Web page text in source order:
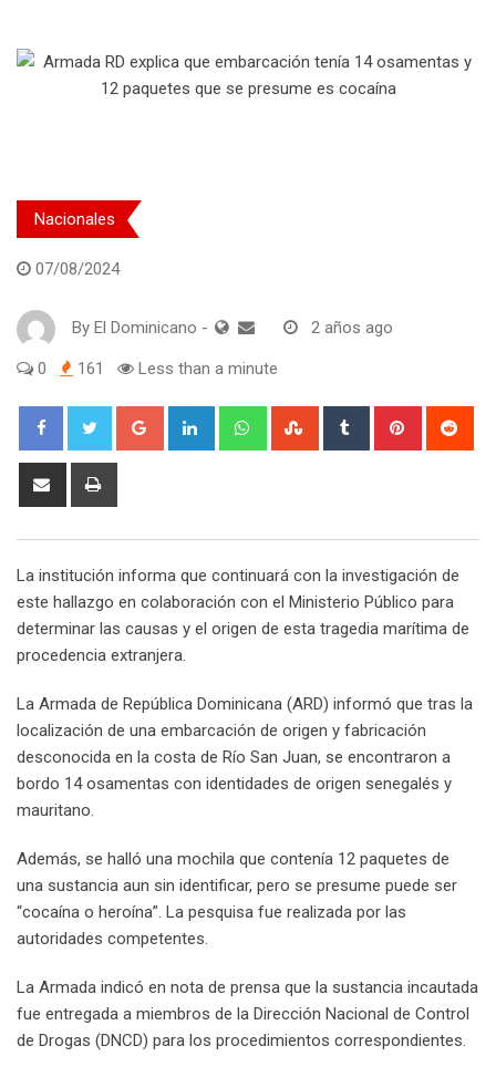
Nacionales
07/08/2024
By El Dominicano - 2 años ago
0 161 Less than a minute
Google+ LinkedIn WhatsappStumbleUpon
Tumblr Pinterest
Share
La institución informa que continuará con la investigación de
este hallazgo en colaboración con el Ministerio Público para
determinar las causas y el origen de esta tragedia marítima de
procedencia extranjera.
La Armada de República Dominicana (ARD) informó que tras la
localización de una embarcación de origen y fabricación
desconocida en la costa de Río San Juan, se encontraron a
bordo 14 osamentas con identidades de origen senegalés y
mauritano.
Además, se halló una mochila que contenía 12 paquetes de
una sustancia aun sin identificar, pero se presume puede ser
“cocaína o heroína”. La pesquisa fue realizada por las
autoridades competentes.
La Armada indicó en nota de prensa que la sustancia incautada
fue entregada a miembros de la Dirección Nacional de Control
de Drogas (DNCD) para los procedimientos correspondientes.